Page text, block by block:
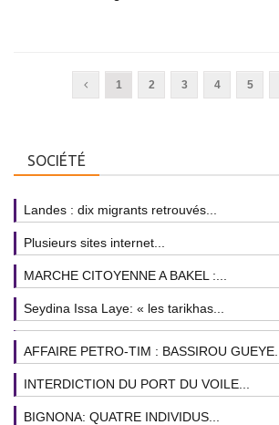
1 2 3 4 5
SOCIÉTÉ
Landes : dix migrants retrouvés...
Plusieurs sites internet...
MARCHE CITOYENNE A BAKEL :...
Seydina Issa Laye: « les tarikhas...
AFFAIRE PETRO-TIM : BASSIROU GUEYE...
INTERDICTION DU PORT DU VOILE...
BIGNONA: QUATRE INDIVIDUS...